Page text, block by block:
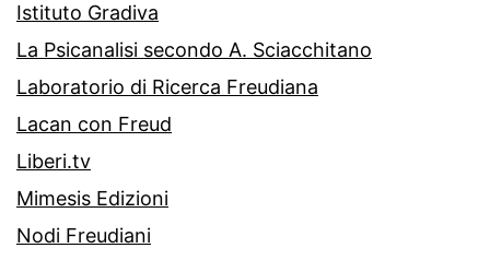
Istituto Gradiva
La Psicanalisi secondo A. Sciacchitano
Laboratorio di Ricerca Freudiana
Lacan con Freud
Liberi.tv
Mimesis Edizioni
Nodi Freudiani